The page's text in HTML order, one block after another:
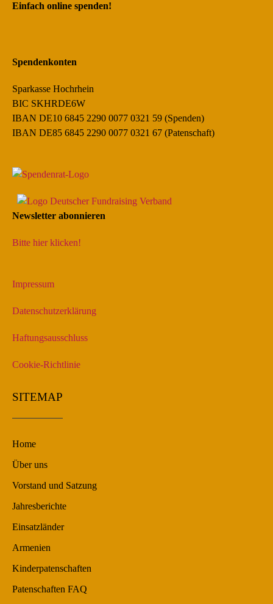
Einfach online spenden!
Spendenkonten
Sparkasse Hochrhein
BIC SKHRDE6W
IBAN DE10 6845 2290 0077 0321 59 (Spenden)
IBAN DE85 6845 2290 0077 0321 67 (Patenschaft)
Newsletter abonnieren
Bitte hier klicken!
Impressum
Datenschutzerklärung
Haftungsausschluss
Cookie-Richtlinie
SITEMAP
Home
Über uns
Vorstand und Satzung
Jahresberichte
Einsatzländer
Armenien
Kinderpatenschaften
Patenschaften FAQ